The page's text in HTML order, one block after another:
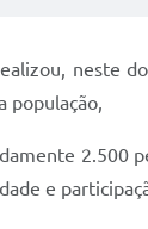
neste
população,
2.500
e